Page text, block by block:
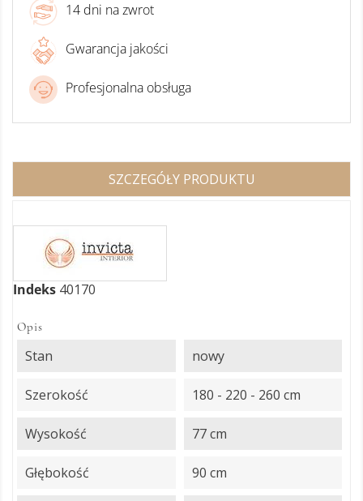
14 dni na zwrot
Gwarancja jakości
Profesjonalna obsługa
SZCZEGÓŁY PRODUKTU
Indeks 40170
Opis
Stan nowy
Szerokość 180 - 220 - 260 cm
Wysokość 77 cm
Głębokość 90 cm